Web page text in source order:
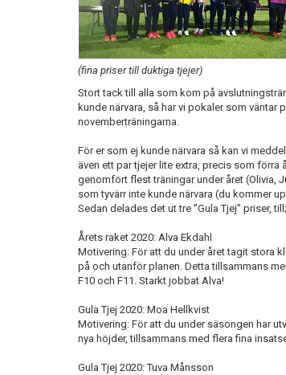
(fina priser till duktiga tjejer)
Stort tack till alla som kom på
kunde närvara, så har vi pokaler som väntar
novemberträningarna.
För er som ej kunde närvara så kan vi
även ett par tjejer lite extra, precis som
genomfört flest träningar under året (Olivia,
som tyvärr inte kunde närvara (du kommer
Sedan delades det ut tre ”Gula Tjej” priser,
Årets raket 2020: Alva Ekdahl
Motivering: För att du under året tagit stora
på och utanför planen. Detta tillsammans
F10 och F11. Starkt jobbat Alva!
Gula Tjej 2020: Moa Hellkvist
Motivering: För att du under säsongen har
nya höjder, tillsammans med flera fina
Gula Tjej 2020: Tuva Månsson